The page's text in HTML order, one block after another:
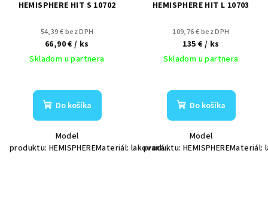
HEMISPHERE HIT S 10702
54,39 € bez DPH
66,90 €/ ks
Skladom u partnera
Do košíka
Model
produktu: HEMISPHEREMateriál: lakovaná...
HEMISPHERE HIT L 10703
109,76 € bez DPH
135 € / ks
Skladom u partnera
Do košíka
Model
produktu: HEMISPHEREMateriál: